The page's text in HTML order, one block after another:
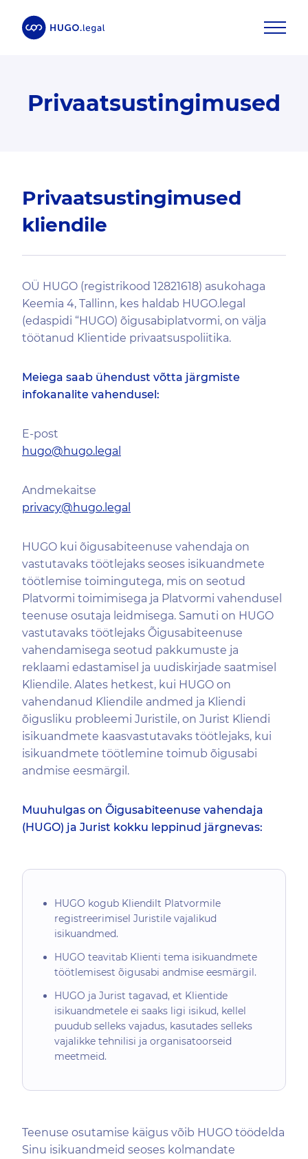
Privaatsustingimused
Privaatsustingimused
kliendile
OÜ HUGO (registrikood 12821618) asukohaga
Keemia 4, Tallinn, kes haldab HUGO.legal
(edaspidi “HUGO) õigusabiplatvormi, on välja
töötanud Klientide privaatsuspoliitika.
Meiega saab ühendust võtta järgmiste
infokanalite vahendusel:
E-post
hugo@hugo.legal
Andmekaitse
privacy@hugo.legal
HUGO kui õigusabiteenuse vahendaja on
vastutavaks töötlejaks seoses isikuandmete
töötlemise toimingutega, mis on seotud
Platvormi toimimisega ja Platvormi vahendusel
teenuse osutaja leidmisega. Samuti on HUGO
vastutavaks töötlejaks Õigusabiteenuse
vahendamisega seotud pakkumuste ja
reklaami edastamisel ja uudiskirjade saatmisel
Kliendile. Alates hetkest, kui HUGO on
vahendanud Kliendile andmed ja Kliendi
õigusliku probleemi Juristile, on Jurist Kliendi
isikuandmete kaasvastutavaks töötlejaks, kui
isikuandmete töötlemine toimub õigusabi
andmise eesmärgil.
Muuhulgas on Õigusabiteenuse vahendaja
(HUGO) ja Jurist kokku leppinud järgnevas:
HUGO kogub Kliendilt Platvormile
registreerimisel Juristile vajalikud
isikuandmed.
HUGO teavitab Klienti tema isikuandmete
töötlemisest õigusabi andmise eesmärgil.
HUGO ja Jurist tagavad, et Klientide
isikuandmetele ei saaks ligi isikud, kellel
puudub selleks vajadus, kasutades selleks
vajalikke tehnilisi ja organisatoorseid
meetmeid.
Teenuse osutamise käigus võib HUGO töödelda
Sinu isikuandmeid seoses kolmandate